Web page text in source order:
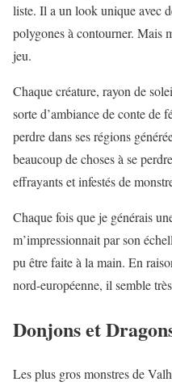
liste. Il a un look unique avec
polygones à contourner. Mais
jeu.
Chaque créature, rayon de
sorte d’ambiance de conte de
perdre dans ses régions
beaucoup de choses à se
effrayants et infestés de
Chaque fois que je générais
m’impressionnait par son
pu être faite à la main. En
nord-européenne, il semble
Donjons et
Les plus gros monstres de